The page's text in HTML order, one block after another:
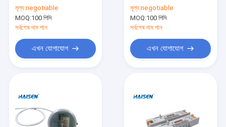
মূল্য:negotiable
MOQ:100 পিসি
সর্বশেষ দাম পান
এখন যোগাযোগ
মূল্য:negotiable
MOQ:100 পিসি
সর্বশেষ দাম পান
এখন যোগাযোগ